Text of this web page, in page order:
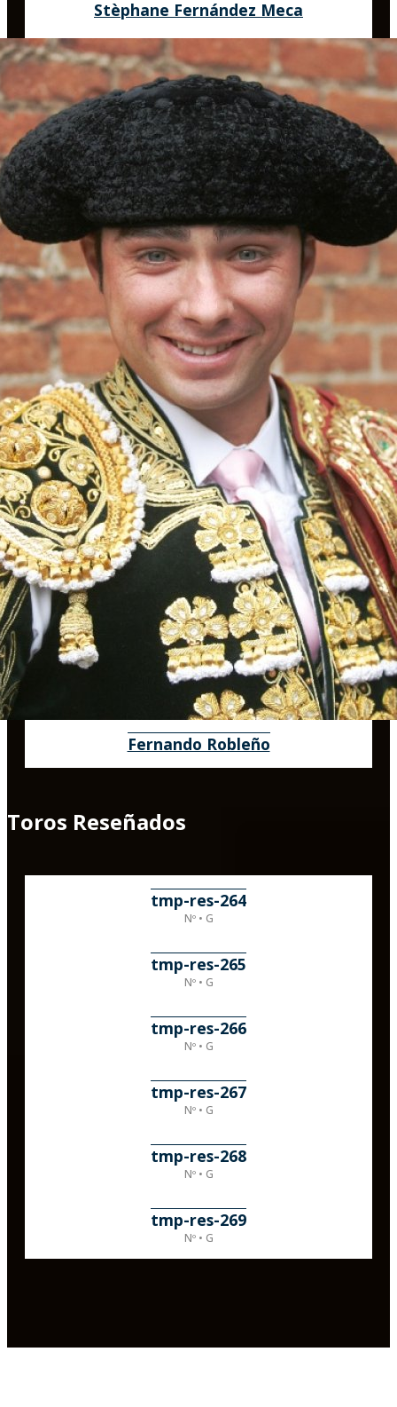
Stèphane Fernández Meca
Fernando Robleño
Toros Reseñados
tmp-res-264
Nº • G
tmp-res-265
Nº • G
tmp-res-266
Nº • G
tmp-res-267
Nº • G
tmp-res-268
Nº • G
tmp-res-269
Nº • G